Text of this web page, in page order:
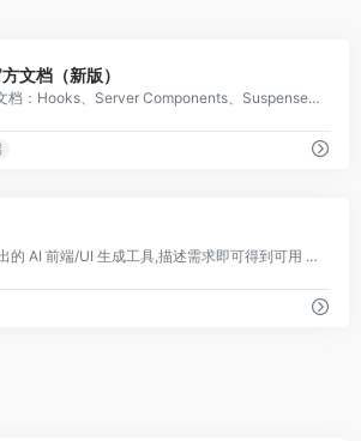
文档（新版）
React 新文档：Hooks、Server Components、Suspense，交互式教学体验极佳。
Vercel 推出的 AI 前端/UI 生成工具,描述需求即可得到可用 React 组件与页面。